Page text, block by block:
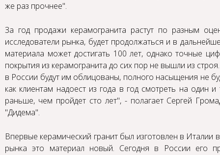
же раз прочнее".
За год продажи керамогранита растут по разным
исследователи рынка, будет продолжаться и в
материала может достигать 100 лет, однако точные
покрытия из керамогранита до сих пор не вышли из
в России будут им облицованы, полного насыщения не
как клиентам надоест из года в год смотреть на один
раньше, чем пройдет сто лет", - полагает Сергей
"Дидема".
Впервые керамический гранит был изготовлен в
рынка это материал новый. Сегодня в России его